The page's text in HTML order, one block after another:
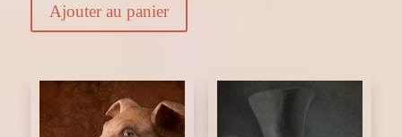
Ajouter au panier